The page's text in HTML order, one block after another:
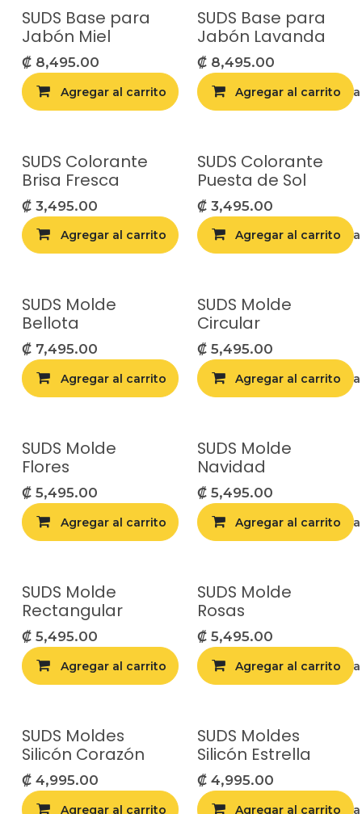
SUDS Base para
Jabón Miel
₡ 8,495.00
Agregar al carrito Agregar a la
SUDS Base para
Jabón Lavanda
₡ 8,495.00
Agregar al carrito
SUDS Colorante
Brisa Fresca
₡ 3,495.00
Agregar al carrito Agregar a la
SUDS Colorante
Puesta de Sol
₡ 3,495.00
Agregar al carrito
SUDS Molde
Bellota
₡ 7,495.00
Agregar al carrito Agregar a la
SUDS Molde
Circular
₡ 5,495.00
Agregar al carrito
SUDS Molde
Flores
₡ 5,495.00
Agregar al carrito Agregar a la
SUDS Molde
Navidad
₡ 5,495.00
Agregar al carrito
SUDS Molde
Rectangular
₡ 5,495.00
Agregar al carrito Agregar a la
SUDS Molde
Rosas
₡ 5,495.00
Agregar al carrito
SUDS Moldes
Silicón Corazón
₡ 4,995.00
Agregar al carrito Agregar a la
SUDS Moldes
Silicón Estrella
₡ 4,995.00
Agregar al carrito